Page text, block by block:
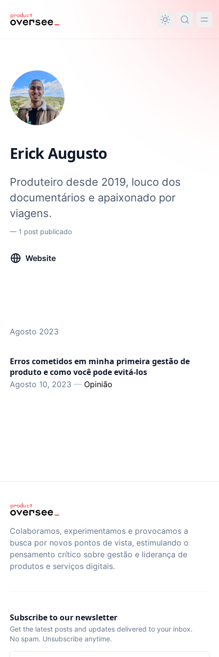
principal
Erick Augusto
Produteiro desde 2019, louco dos
documentários e apaixonado por
viagens.
— 1 post publicado
Website
Agosto 2023
Erros cometidos em minha primeira gestão de
produto e como você pode evitá-los
Agosto 10, 2023 — Opinião
Colaboramos, experimentamos e provocamos a
busca por novos pontos de vista, estimulando o
pensamento crítico sobre gestão e liderança de
produtos e serviços digitais.
Subscribe to our newsletter
Get the latest posts and updates delivered to your inbox.
No spam. Unsubscribe anytime.